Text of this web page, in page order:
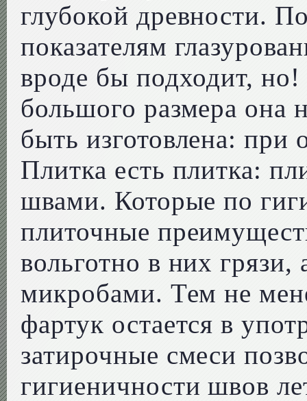
глубокой древности.
показателям
вроде бы подходит,
большого размера она
быть изготовлена: при
Плитка есть плитка:
швами. Которые по
плиточные
вольготно в них
микробами. Тем не
фартук остается в
затирочные смеси
гигиеничности швов